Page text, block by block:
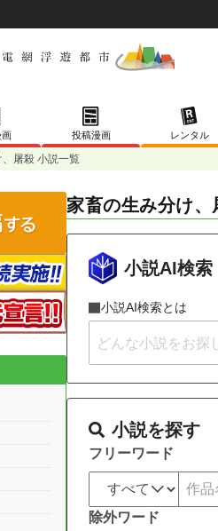
画 投稿漫画 レンタル
屠殺 小説一覧
家畜の生み分け
小説AI検索
小説AI検索とは
小説を探す
フリーワード
除外ワード